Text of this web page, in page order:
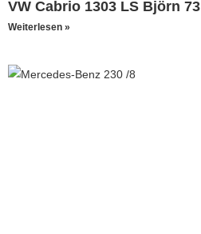
VW Cabrio 1303 LS Björn 73
Weiterlesen »